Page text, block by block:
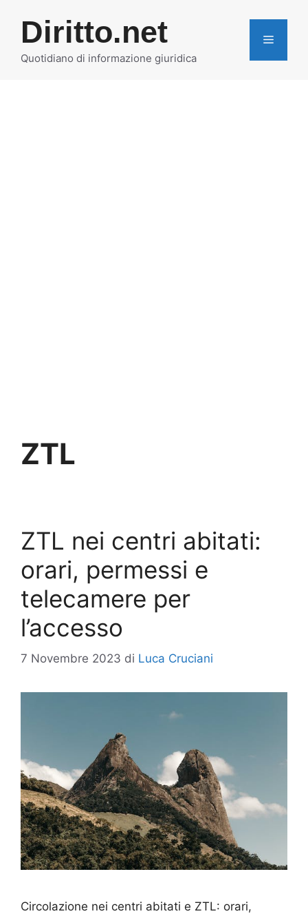
contenuto
Diritto.net
Quotidiano di informazione giuridica
MENU
ZTL
ZTL nei centri abitati:
orari, permessi e
telecamere per
l’accesso
7 Novembre 2023 di Luca Cruciani
Circolazione nei centri abitati e ZTL: orari,